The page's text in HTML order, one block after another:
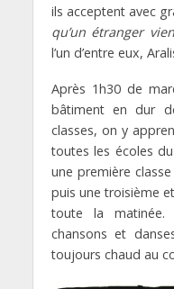
ils acceptent avec
qu’un étranger
l’un d’entre eux,
Après 1h30 de
bâtiment en dur
classes, on y
toutes les écoles
une première
puis une troisième
toute la
chansons et
toujours chaud au